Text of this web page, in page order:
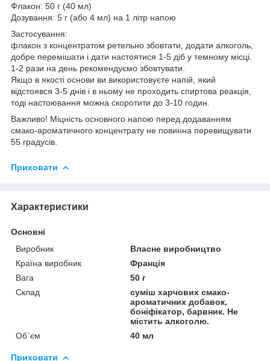
Флакон: 50 г (40 мл)
Дозування: 5 г (або 4 мл) на 1 літр напою
Застосування:
флакон з концентратом ретельно збовтати, додати алкоголь,
добре перемішати і дати настоятися 1-5 діб у темному місці.
1-2 рази на день рекомендуємо збовтувати.
Якщо в якості основи ви використовуєте напій, який
відстоявся 3-5 днів і в ньому не проходить спиртова реакція,
тоді настоювання можна скоротити до 3-10 годин.
Важливо! Міцність основного напою перед додаванням
смако-ароматичного концентрату не повинна перевищувати
55 градусів.
Приховати
Характеристики
Основні
Виробник
Власне виробництво
Країна виробник
Франція
Вага
50 г
Склад
суміш харчових смако-
ароматичних добавок,
боніфікатор, барвник. Не
містить алкоголю.
Об`єм
40 мл
Приховати